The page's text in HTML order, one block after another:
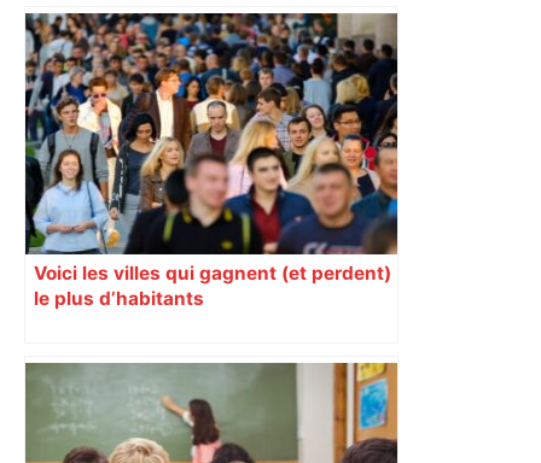
Voici les villes qui gagnent (et perdent)
le plus d’habitants